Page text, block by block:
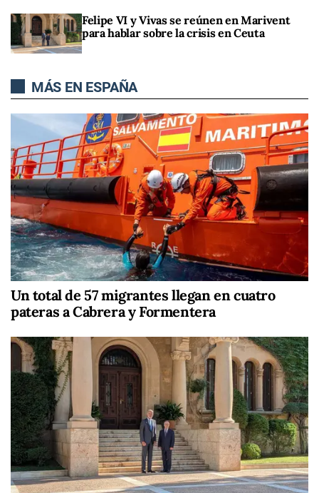
Felipe VI y Vivas se reúnen en Marivent
para hablar sobre la crisis en Ceuta
MÁS EN ESPAÑA
Un total de 57 migrantes llegan en cuatro
pateras a Cabrera y Formentera